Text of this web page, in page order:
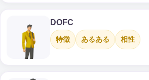
DOFC
特徴 あるある 相性